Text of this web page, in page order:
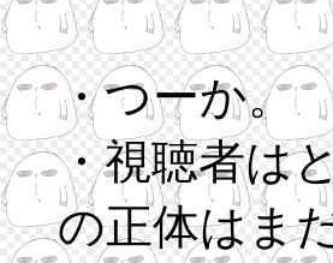
・つーか。
・視聴者は
の正体はま